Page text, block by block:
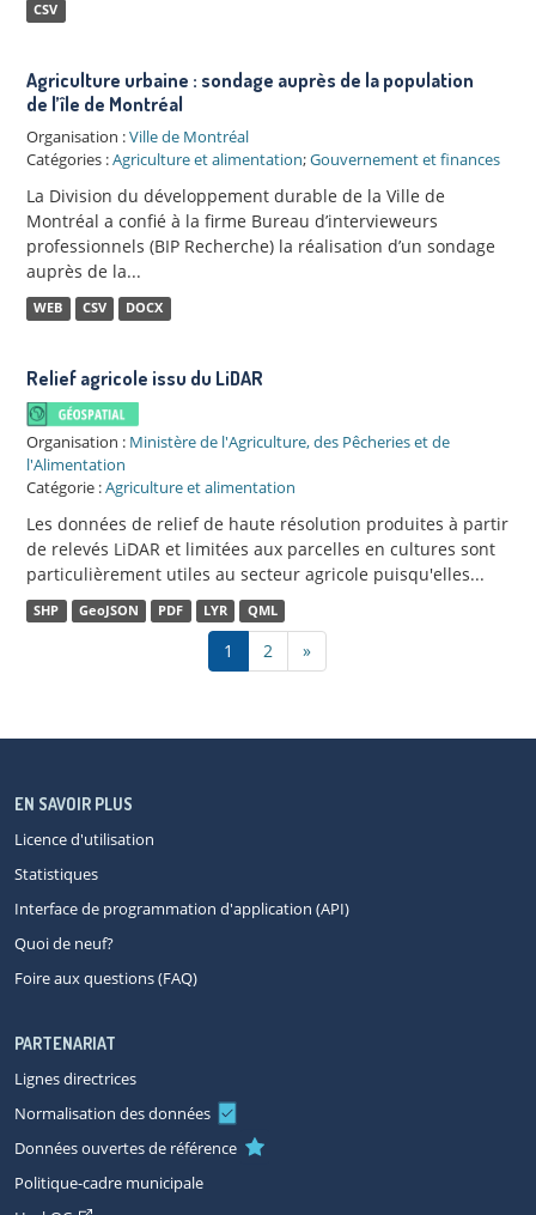
CSV
Agriculture urbaine : sondage auprès de la population
de l’île de Montréal
Organisation :Ville de Montréal
Catégories :Agriculture et alimentation;Gouvernement et finances
La Division du développement durable de la Ville de
Montréal a confié à la firme Bureau d’intervieweurs
professionnels (BIP Recherche) la réalisation d’un sondage
auprès de la...
WEB CSV DOCX
Relief agricole issu du LiDAR
Organisation : Ministère de l'Agriculture, des Pêcheries et de
l'Alimentation
Catégorie :Agriculture et alimentation
Les données de relief de haute résolution produites à partir
de relevés LiDAR et limitées aux parcelles en cultures sont
particulièrement utiles au secteur agricole puisqu'elles...
SHP GeoJSON PDF LYR QML
1 2 »
EN SAVOIR PLUS
Licence d'utilisation
Statistiques
Interface de programmation d'application (API)
Quoi de neuf?
Foire aux questions (FAQ)
PARTENARIAT
Lignes directrices
Normalisation des données
Données ouvertes de référence
Politique-cadre municipale